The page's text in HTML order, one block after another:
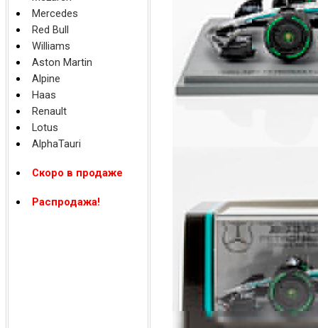
Mercedes
Red Bull
Williams
Aston Martin
Alpine
Haas
Renault
Lotus
AlphaTauri
Скоро в продаже
Распродажа!